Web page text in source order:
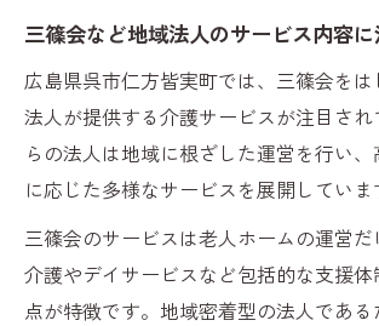
三篠会など地域法人のサービス内容に
広島県呉市仁方皆実町では、三篠会を
法人が提供する介護サービスが注目さ
らの法人は地域に根ざした運営を行い
に応じた多様なサービスを展開していま
三篠会のサービスは老人ホームの運営
介護やデイサービスなど包括的な支援体
点が特徴です。地域密着型の法人であ